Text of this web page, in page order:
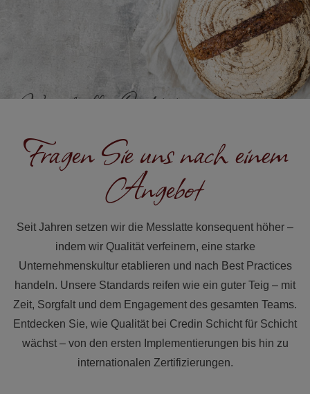
Wir schaffen Qualität
Seit 1995 unterstützen wir Bäckereien und Konditoreien
konsequent dabei, Qualität zu backen, die höchsten
Standards entspricht und sich verkauft wie warme
Semmeln. Wir entwickeln Zutaten, die die tägliche
Produktion erleichtern und ein gleichbleibendes
Ergebnis garantieren – vom ersten Laib bis zur letzten
Charge.
Kontaktieren Sie uns
Fragen Sie uns nach einem
Angebot
Seit Jahren setzen wir die Messlatte konsequent höher –
indem wir Qualität verfeinern, eine starke
Unternehmenskultur etablieren und nach Best Practices
handeln. Unsere Standards reifen wie ein guter Teig – mit
Zeit, Sorgfalt und dem Engagement des gesamten Teams.
Entdecken Sie, wie Qualität bei Credin Schicht für Schicht
wächst – von den ersten Implementierungen bis hin zu
internationalen Zertifizierungen.